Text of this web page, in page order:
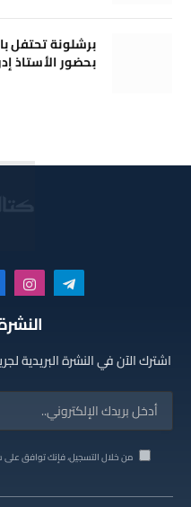
بحضور الأستاذ
تيلقرام
اشترك الآن في النشرة البريدية لجريدة كتالونيا 24،
من خلال التسجيل، فإنك توافق على